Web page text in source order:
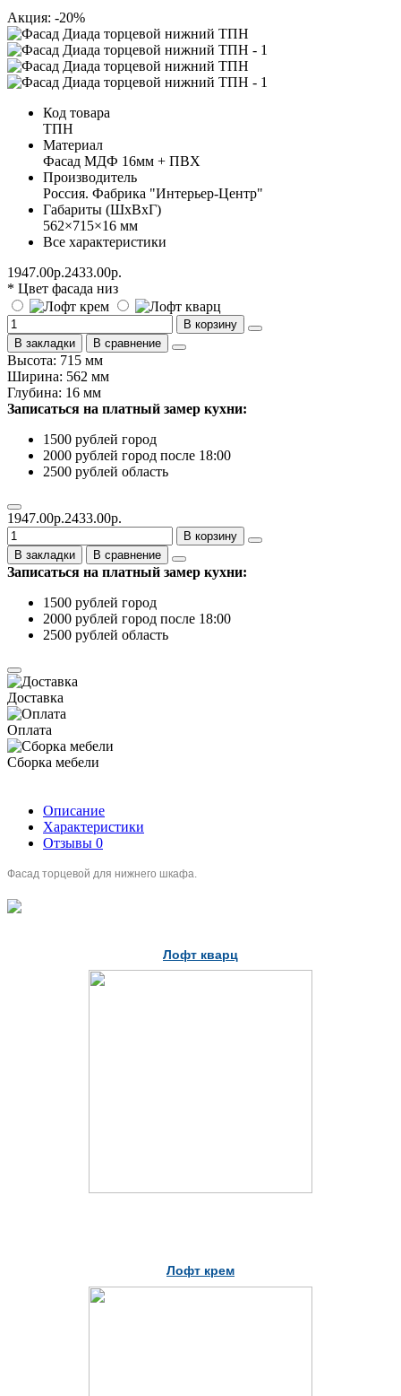
Акция: -20%
Код товара
ТПН
Материал
Фасад МДФ 16мм + ПВХ
Производитель
Россия. Фабрика "Интерьер-Центр"
Габариты (ШхВхГ)
562×715×16 мм
Все характеристики
1947.00р.2433.00р.
* Цвет фасада низ
В корзину
В закладки
В сравнение
Высота: 715 мм
Ширина: 562 мм
Глубина: 16 мм
Записаться на платный замер кухни:
1500 рублей город
2000 рублей город после 18:00
2500 рублей область
1947.00р.2433.00р.
В корзину
В закладки
В сравнение
Записаться на платный замер кухни:
1500 рублей город
2000 рублей город после 18:00
2500 рублей область
Доставка
Оплата
Сборка мебели
Описание
Характеристики
Отзывы 0
Фасад торцевой для нижнего шкафа.
Лофт кварц
Лофт крем